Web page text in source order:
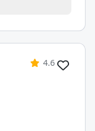
4.6